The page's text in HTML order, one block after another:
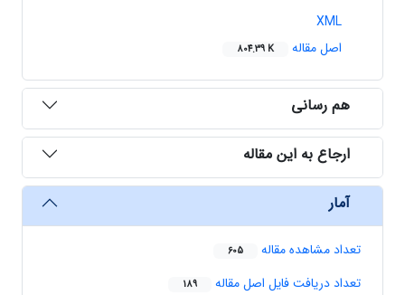
XML
اصل مقاله
804.39 K
هم رسانی
ارجاع به این مقاله
آمار
تعداد مشاهده مقاله 605
تعداد دریافت فایل اصل مقاله 189